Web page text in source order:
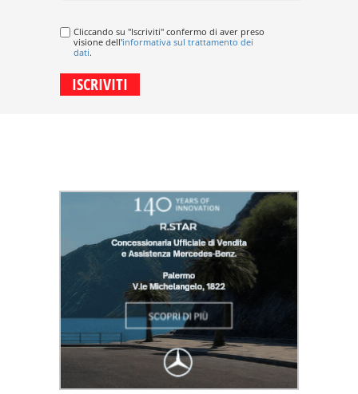
Cliccando su "Iscriviti" confermo di aver preso
visione dell'informativa sul trattamento dei
dati.